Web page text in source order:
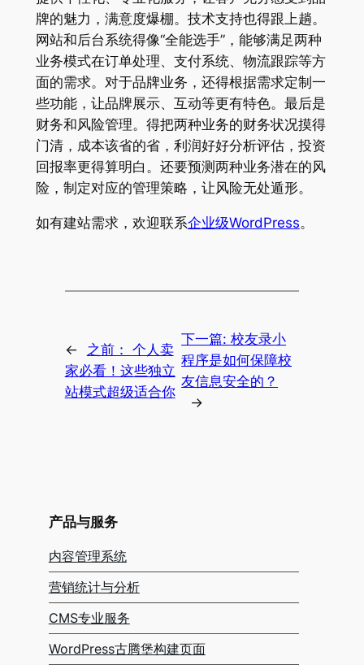
牌的魅力，满意度爆棚。技术支持也得跟上趟。
网站和后台系统得像“全能选手”，能够满足两种
业务模式在订单处理、支付系统、物流跟踪等方
面的需求。对于品牌业务，还得根据需求定制一
些功能，让品牌展示、互动等更有特色。最后是
财务和风险管理。得把两种业务的财务状况摸得
门清，成本该省的省，利润好好分析评估，投资
回报率更得算明白。还要预测两种业务潜在的风
险，制定对应的管理策略，让风险无处遁形。
如有建站需求，欢迎联系企业级WordPress。
← 之前： 个人卖
家必看！这些独立
站模式超级适合你
下一篇:校友录小
程序是如何保障校
友信息安全的？
→
产品与服务
内容管理系统
营销统计与分析
CMS专业服务
WordPress古腾堡构建页面